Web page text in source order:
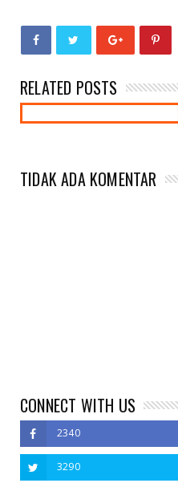
RELATED POSTS
TIDAK ADA KOMENTAR
CONNECT WITH US
2340
3290